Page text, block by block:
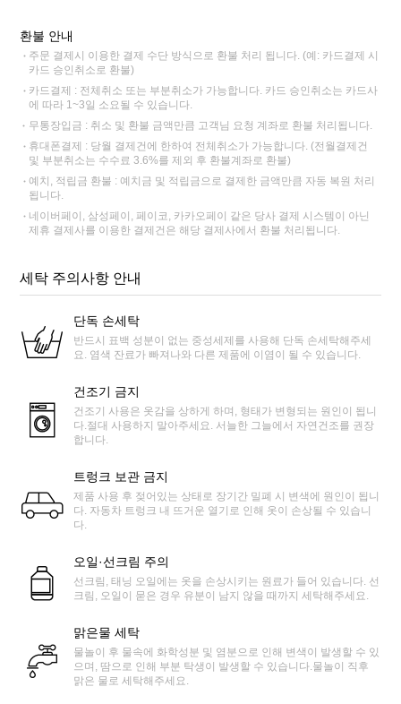
환불 안내
주문 결제시 이용한 결제 수단 방식으로 환불 처리 됩니다. (예: 카드결제 시
카드 승인취소로 환불)
카드결제 : 전체취소 또는 부분취소가 가능합니다. 카드 승인취소는 카드사
에 따라 1~3일 소요될 수 있습니다.
무통장입금 : 취소 및 환불 금액만큼 고객님 요청 계좌로 환불 처리됩니다.
휴대폰결제 : 당월 결제건에 한하여 전체취소가 가능합니다. (전월결제건
및 부분취소는 수수료 3.6%를 제외 후 환불계좌로 환불)
예치, 적립금 환불 : 예치금 및 적립금으로 결제한 금액만큼 자동 복원 처리
됩니다.
네이버페이, 삼성페이, 페이코, 카카오페이 같은 당사 결제 시스템이 아닌
제휴 결제사를 이용한 결제건은 해당 결제사에서 환불 처리됩니다.
세탁 주의사항 안내
단독 손세탁
반드시 표백 성분이 없는 중성세제를 사용해 단독 손세탁해주세
요. 염색 잔료가 빠져나와 다른 제품에 이염이 될 수 있습니다.
건조기 금지
건조기 사용은 옷감을 상하게 하며, 형태가 변형되는 원인이 됩니
다.절대 사용하지 말아주세요. 서늘한 그늘에서 자연건조를 권장
합니다.
트렁크 보관 금지
제품 사용 후 젖어있는 상태로 장기간 밀폐 시 변색에 원인이 됩니
다. 자동차 트렁크 내 뜨거운 열기로 인해 옷이 손상될 수 있습니
다.
오일·선크림 주의
선크림, 태닝 오일에는 옷을 손상시키는 원료가 들어 있습니다. 선
크림, 오일이 묻은 경우 유분이 남지 않을 때까지 세탁해주세요.
맑은물 세탁
물놀이 후 물속에 화학성분 및 염분으로 인해 변색이 발생할 수 있
으며, 땀으로 인해 부분 탁생이 발생할 수 있습니다.물놀이 직후
맑은 물로 세탁해주세요.